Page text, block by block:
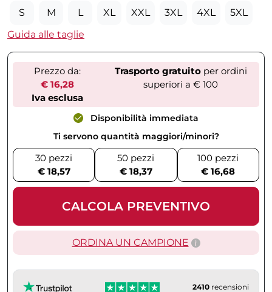
S M L XL XXL 3XL 4XL
5XL
Guida alle taglie
Prezzo da:
€ 16,28
Iva esclusa
Trasporto gratuitoper ordini
superiori a € 100
Disponibilità immediata
Ti servono quantità maggiori/minori?
30 pezzi
€ 18,57
50 pezzi
€ 18,37
100 pezzi
€ 16,68
CALCOLA PREVENTIVO
ORDINA UN CAMPIONE
2410 recensioni